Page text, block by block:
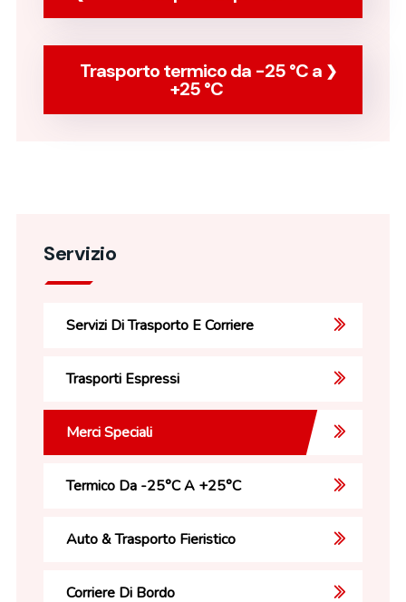
Trasporto termico da -25 °C a
+25 °C
Servizio
Servizi Di Trasporto E Corriere
Trasporti Espressi
Merci Speciali
Termico Da -25°C A +25°C
Auto & Trasporto Fieristico
Corriere Di Bordo